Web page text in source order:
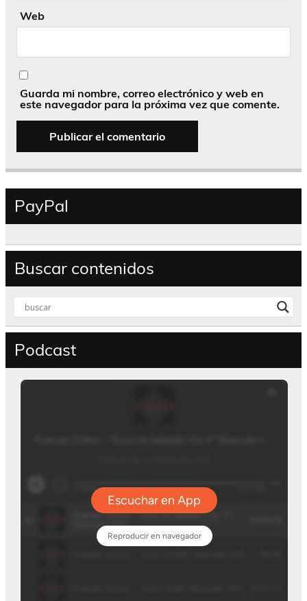
Web
Guarda mi nombre, correo electrónico y web en
este navegador para la próxima vez que comente.
PayPal
Buscar contenidos
Podcast